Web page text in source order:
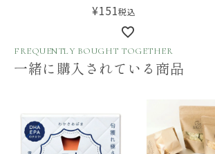
¥151税込
FREQUENTLY BOUGHT TOGETHER
一緒に購入されている商品